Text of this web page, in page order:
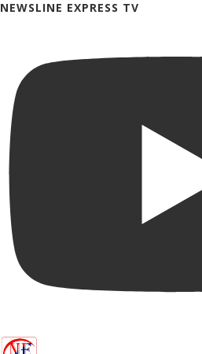
NEWSLINE EXPRESS TV